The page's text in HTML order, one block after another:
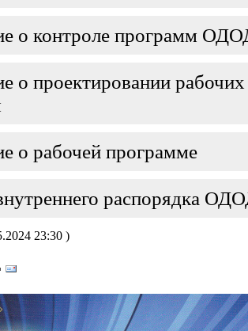
о контроле программ
о проектировании рабочих
о рабочей программе
распорядка
23:30 )